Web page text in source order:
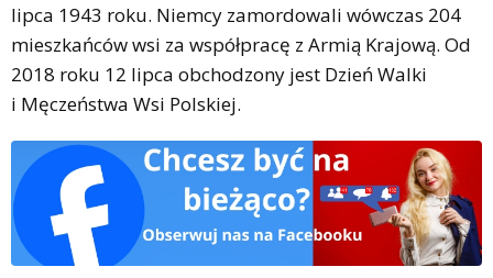
lipca 1943 roku. Niemcy zamordowali wówczas 204
mieszkańców wsi za współpracę z Armią Krajową. Od
2018 roku 12 lipca obchodzony jest Dzień Walki
i Męczeństwa Wsi Polskiej.